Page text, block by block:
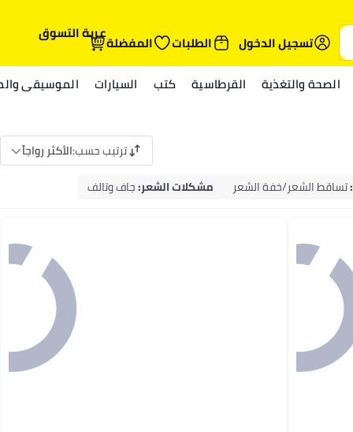
تسجيل الدخول
الطلبات المفضلةعربة التسوق
الصحة والتغذية القرطاسية كتب السيارات الموسيقى
ترتيب حسب:الأكثر رواجاً
:تساقط الشعر/خفة الشعر مشكلات الشعر:جاف وتالف